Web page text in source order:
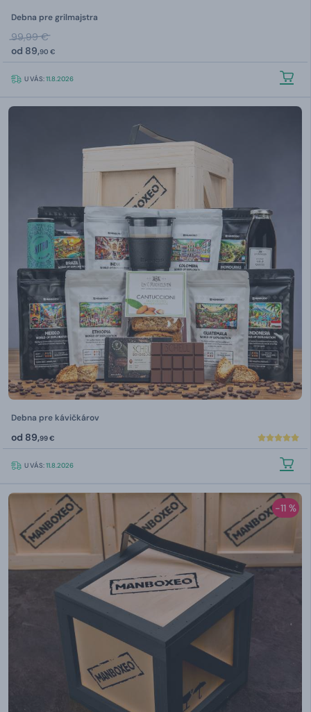
Debna pre grilmajstra
99,99 €
od 89,90 €
U VÁS:11.8.2026
Debna pre kávičkárov
od 89,99 €
U VÁS:11.8.2026
-11 %